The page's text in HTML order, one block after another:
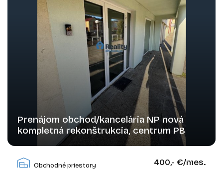
Prenájom obchod/kancelária NP nová
kompletná rekonštrukcia, centrum PB
Obchodné priestory
400,- €/mes.